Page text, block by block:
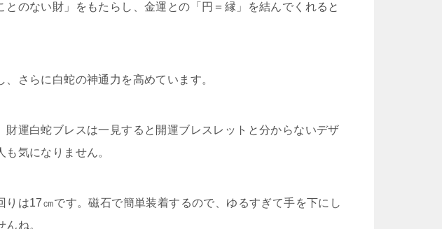
のない財」をもたらし、金運との「円＝縁」を結んでくれると
さらに白蛇の神通力を高めています。
運白蛇ブレスは一見すると開運ブレスレットと分からないデザ
気になりません。
は17㎝です。磁石で簡単装着するので、ゆるすぎて手を下にし
ね。